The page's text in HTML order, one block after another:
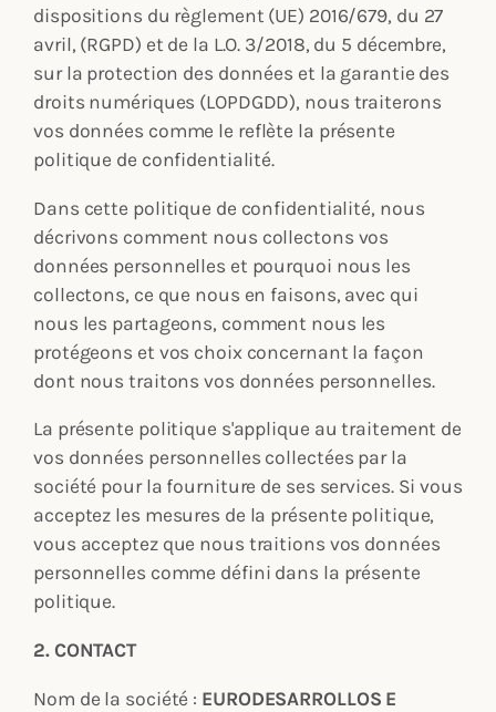
dispositions du règlement (UE) 2016/679, du 27
avril, (RGPD) et de la L.O. 3/2018, du 5 décembre,
sur la protection des données et la garantie des
droits numériques (LOPDGDD), nous traiterons
vos données comme le reflète la présente
politique de confidentialité.
Dans cette politique de confidentialité, nous
décrivons comment nous collectons vos
données personnelles et pourquoi nous les
collectons, ce que nous en faisons, avec qui
nous les partageons, comment nous les
protégeons et vos choix concernant la façon
dont nous traitons vos données personnelles.
La présente politique s'applique au traitement de
vos données personnelles collectées par la
société pour la fourniture de ses services. Si vous
acceptez les mesures de la présente politique,
vous acceptez que nous traitions vos données
personnelles comme défini dans la présente
politique.
2. CONTACT
Nom de la société : EURODESARROLLOS E